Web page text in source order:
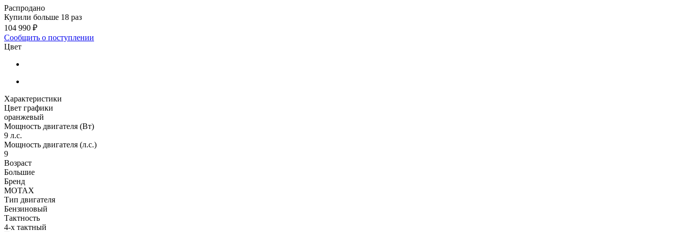
Распродано
Купили больше 18 раз
104 990 ₽
Сообщить о поступлении
Цвет
Характеристики
Цвет графики
оранжевый
Мощность двигателя (Вт)
9 л.с.
Мощность двигателя (л.с.)
9
Возраст
Большие
Бренд
MOTAX
Тип двигателя
Бензиновый
Тактность
4-х тактный